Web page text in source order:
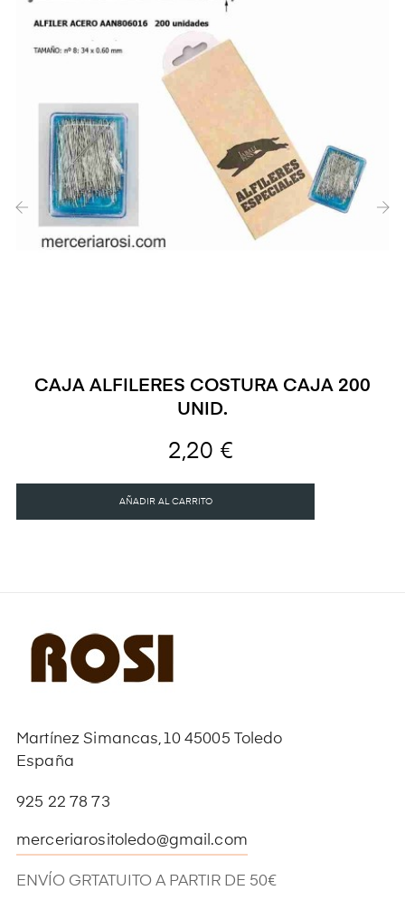
CAJA ALFILERES COSTURA CAJA 200
UNID.
2,20 €
AÑADIR AL CARRITO
Martínez Simancas,10 45005 Toledo
España
925 22 78 73
merceriarositoledo@gmail.com
ENVÍO GRTATUITO A PARTIR DE 50€